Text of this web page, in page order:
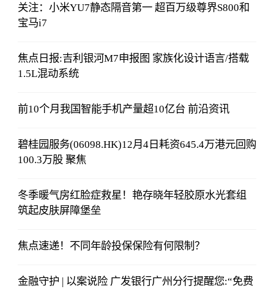
关注：小米YU7静态隔音第一 超百万级尊界S800和
宝马i7
焦点日报:吉利银河M7申报图 家族化设计语言/搭载
1.5L混动系统
前10个月我国智能手机产量超10亿台 前沿资讯
碧桂园服务(06098.HK)12月4日耗资645.4万港元回购
100.3万股 聚焦
冬季暖气房红脸症救星！艳存晓年轻胶原水光套组
筑起皮肤屏障堡垒
焦点速递！不同年龄投保保险有何限制？
金融守护 | 以案说险 广发银行广州分行提醒您:“免费